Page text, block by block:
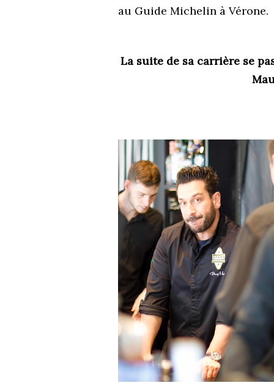
au Guide Michelin à Vérone.
La suite de sa carrière se